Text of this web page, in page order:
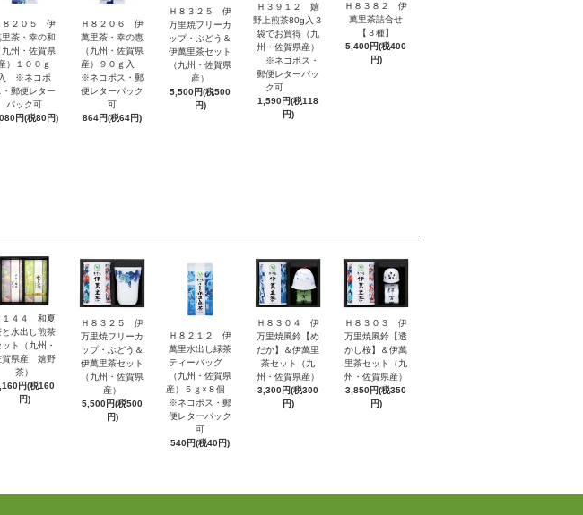
８２０５ 伊
里茶・幸の和
九州・佐賀県
）１００ｇ
入 ※ネコポ
・郵便レター
パック可
円(税80円)
Ｈ８２０６ 伊
萬里茶・幸の恵
（九州・佐賀県
産）９０ｇ入
※ネコポス・郵
便レターパック
可
864円(税64円)
Ｈ８３２５ 伊
万里焼フリーカ
ップ・ぶどう＆
伊萬里茶セット
（九州・佐賀県
産）
5,500円(税500
円)
Ｈ３９１２ 嬉
野上煎茶80g入３
袋でお買得（九
州・佐賀県産）
※ネコポス・
郵便レターパッ
ク可
1,590円(税118
円)
Ｈ８３８２ 伊
萬里茶詰合せ
【３種】
5,400円(税400
円)
１４４ 和夏
と水出し煎茶
ト（九州・
賀県産 嬉野
茶）
円(税160
円)
Ｈ８３２５ 伊
万里焼フリーカ
ップ・ぶどう＆
伊萬里茶セット
（九州・佐賀県
産）
5,500円(税500
円)
Ｈ８２１２ 伊
萬里水出し緑茶
ティーバッグ
（九州・佐賀県
産）５ｇ×８個
※ネコポス・郵
便レターパック
可
540円(税40円)
Ｈ８３０４ 伊
万里焼風鈴【め
だか】＆伊萬里
茶セット（九
州・佐賀県産）
3,300円(税300
円)
Ｈ８３０３ 伊
万里焼風鈴【透
かし桜】＆伊萬
里茶セット（九
州・佐賀県産）
3,850円(税350
円)